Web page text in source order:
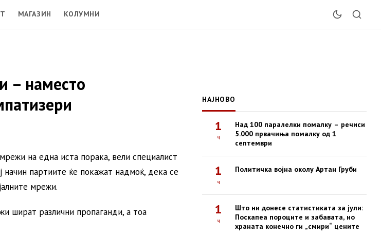
МАГАЗИН КОЛУМНИ
– наместо
на една иста порака, вели специалист
начин партиите ќе покажат надмоќ, дека се
мрежи.
шират различни пропаганди, а тоа
НАЈНОВО
1
ч
Над 100 паралелки помалку – речиси
5.000 првачиња помалку од 1
септември
1
ч
Политичка војна околу Артан Груби
1
ч
Што ни донесе статистиката за јули:
Поскапеа пороците и забавата, но
храната конечно ги „смири“ цените